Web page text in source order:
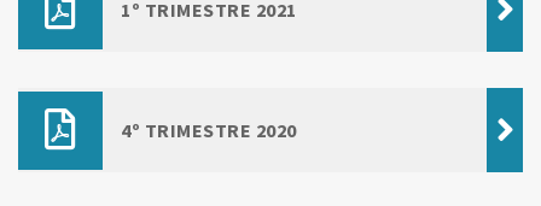
1º TRIMESTRE 2021
4º TRIMESTRE 2020